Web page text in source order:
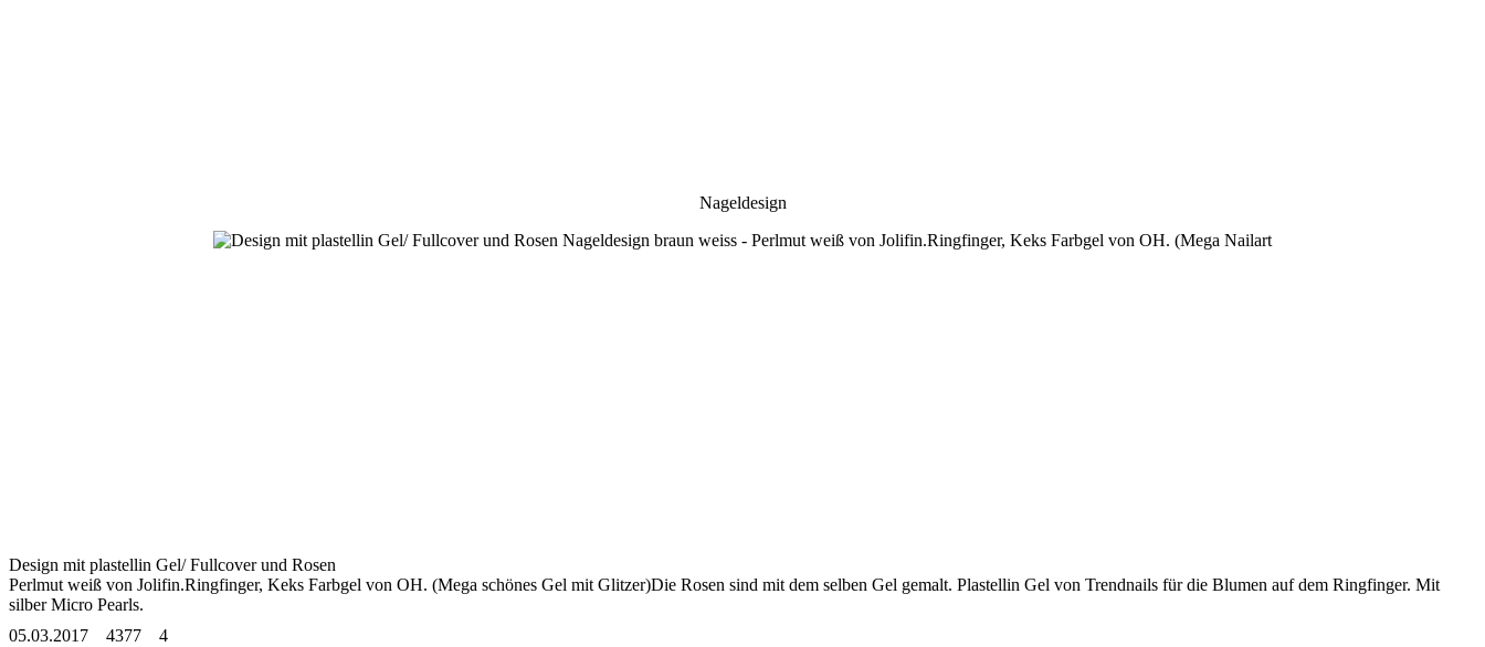
Nageldesign
Design mit plastellin Gel/ Fullcover und Rosen
Perlmut weiß von Jolifin.Ringfinger, Keks Farbgel von OH. (Mega schönes Gel mit Glitzer)Die Rosen sind mit dem selben Gel gemalt. Plastellin Gel von Trendnails für die Blumen auf dem Ringfinger. Mit
silber Micro Pearls.
05.03.2017
4377
4